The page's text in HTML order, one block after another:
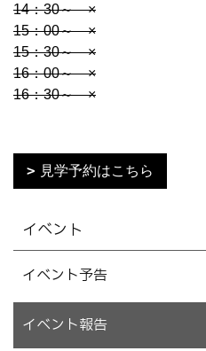
14：30～×
15：00～×
15：30～ ×
16：00～ ×
16：30～ ×
見学予約はこちら
イベント
イベント予告
イベント報告